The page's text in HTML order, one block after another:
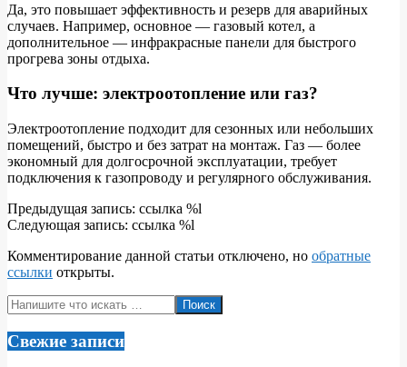
Да, это повышает эффективность и резерв для аварийных
случаев. Например, основное — газовый котел, а
дополнительное — инфракрасные панели для быстрого
прогрева зоны отдыха.
Что лучше: электроотопление или газ?
Электроотопление подходит для сезонных или небольших
помещений, быстро и без затрат на монтаж. Газ — более
экономный для долгосрочной эксплуатации, требует
подключения к газопроводу и регулярного обслуживания.
2026-
06-
Предыдущая запись: ссылка %l
Следующая запись: ссылка %l
Комментирование данной статьи отключено, но обратные
ссылки открыты.
Поиск
Свежие записи